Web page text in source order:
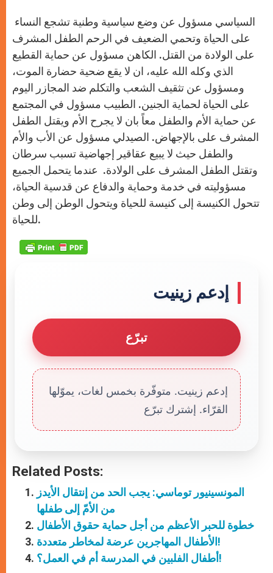
على الحياة وتحمي الضعيف في الرحم الطفل المشرف
على الولادة من القتل. الكاهن مسؤول عن حماية القطيع
الذي وكله الله عليه، ان لا يقع ضحية حضارة الموت،
ومسؤول عن تثقيف الشعب والتكلم ضد المجازر اليوم
على الحياة لحماية الجنين. الطبيب مسؤول في المجتمع
عن حماية الأم والطفل معاً بان لا يجرح الأم ويقتل الطفل
المشرف على بالإجهاض. الصيدلي مسؤول عن الأب والأم
والطفل حيث لا يبيع عقاقير إجهاضية تسبب سرطان
وتقتل الطفل المشرف على الولادة. عندما يتحمل الجميع
مسؤوليته في خدمة وحماية والدفاع عن قدسية الحياة،
تتحول الكنيسة إلى كنيسة للحياة ويتحول الوطن إلى وطن
للحياة.
إدعم زينيت
تبرّع
إدعم زينيت. متوفّرة بخمس لغات، يموّلها
القرّاء. إشترك تبرّع
Related Posts:
المونسينيور توماسي: يجب الحد من إنتقال الأيدز
من الأمّ إلى طفلها
خطوة للحبر الأعظم من أجل حماية حقوق الأطفال
الأطفال المهاجرين عرضة لمخاطر متعددة!
أطفال الفلبين في المدرسة أم في العمل؟!